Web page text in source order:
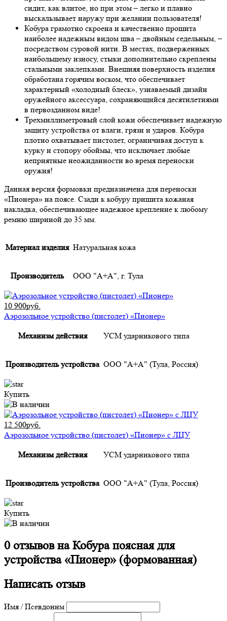
сидит, как влитое, но при этом – легко и плавно
выскальзывает наружу при желании пользователя!
Кобура грамотно скроена и качественно прошита
наиболее надежным видом шва – двойным седельным, –
посредством суровой нити. В местах, подверженных
наибольшему износу, стыки дополнительно скреплены
стальными заклепками. Внешняя поверхность изделия
обработана горячим воском, что обеспечивает
характерный «холодный блеск», узнаваемый дизайн
оружейного аксессуара, сохраняющийся десятилетиями
в первозданном виде!
Трехмиллиметровый слой кожи обеспечивает надежную
защиту устройства от влаги, грязи и ударов. Кобура
плотно охватывает пистолет, ограничивая доступ к
курку и стопору обоймы, что исключает любые
неприятные неожиданности во время переноски
оружия!
Данная версия формовки предназначена для переноски
«Пионера» на поясе. Сзади к кобуру пришита кожаная
накладка, обеспечивающее надежное крепление к любому
ремню шириной до 35 мм.
Материал изделия Натуральная кожа
Производитель ООО "А+А", г. Тула
10 900руб.
Аэрозольное устройство (пистолет) «Пионер»
Механизм действия УСМ ударникового типа
Производитель устройства ООО "А+А" (Тула, Россия)
Купить
12 500руб.
Аэрозольное устройство (пистолет) «Пионер» с ЛЦУ
Механизм действия УСМ ударникового типа
Производитель устройства ООО "А+А" (Тула, Россия)
Купить
0 отзывов наКобура поясная для
устройства «Пионер» (формованная)
Написать отзыв
Имя / Псевдоним